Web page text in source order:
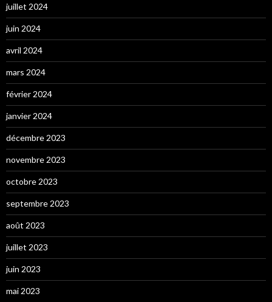
juillet 2024
juin 2024
avril 2024
mars 2024
février 2024
janvier 2024
décembre 2023
novembre 2023
octobre 2023
septembre 2023
août 2023
juillet 2023
juin 2023
mai 2023